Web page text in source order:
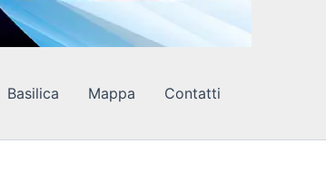
Basilica Mappa Contatti